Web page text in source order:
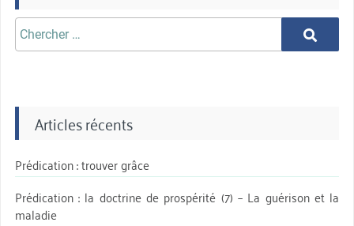
Chercher
aprè:
Chercher
Articles récents
Prédication : trouver grâce
Prédication : la doctrine de prospérité (7) – La guérison et la
maladie